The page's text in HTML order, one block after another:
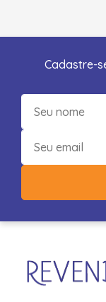
Cadastre-